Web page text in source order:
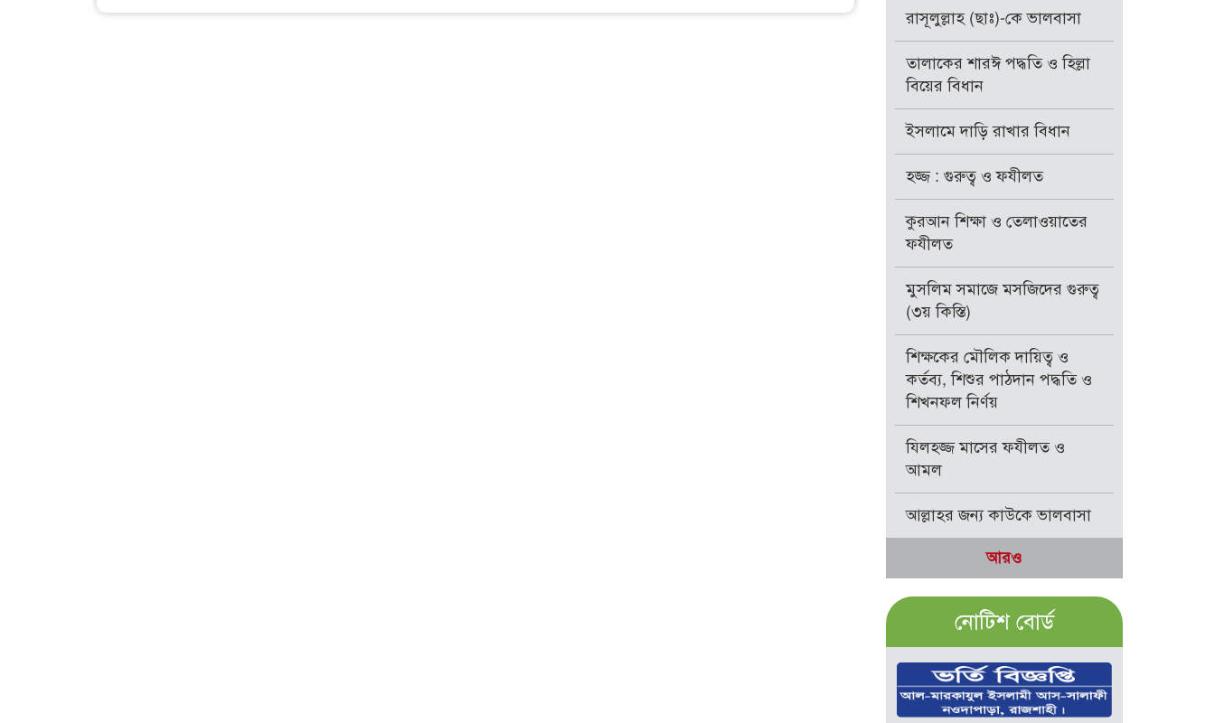
রাসূলুল্লাহ (ছাঃ)-কে ভালবাসা
তালাকের শারঈ পদ্ধতি ও হিল্লা
বিয়ের বিধান
ইসলামে দাড়ি রাখার বিধান
হজ্জ : গুরুত্ব ও ফযীলত
কুরআন শিক্ষা ও তেলাওয়াতের
ফযীলত
মুসলিম সমাজে মসজিদের গুরুত্ব
(৩য় কিস্তি)
শিক্ষকের মৌলিক দায়িত্ব ও
কর্তব্য, শিশুর পাঠদান পদ্ধতি ও
শিখনফল নির্ণয়
যিলহজ্জ মাসের ফযীলত ও
আমল
আল্লাহর জন্য কাউকে ভালবাসা
আরও
নোটিশ বোর্ড